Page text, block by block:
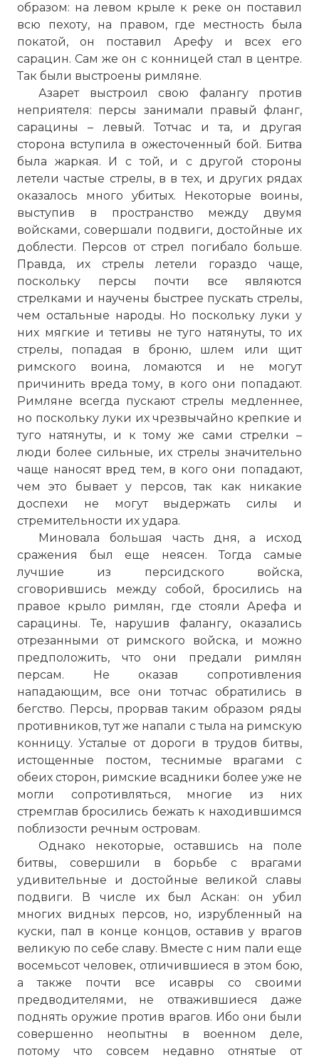
образом: на левом крыле к реке он поставил
всю пехоту, на правом, где местность была
покатой, он поставил Арефу и всех его
сарацин. Сам же он с конницей стал в центре.
Так были выстроены римляне.
Азарет выстроил свою фалангу против
неприятеля: персы занимали правый фланг,
сарацины – левый. Тотчас и та, и другая
сторона вступила в ожесточенный бой. Битва
была жаркая. И с той, и с другой стороны
летели частые стрелы, в в тех, и других рядах
оказалось много убитых. Некоторые воины,
выступив в пространство между двумя
войсками, совершали подвиги, достойные их
доблести. Персов от стрел погибало больше.
Правда, их стрелы летели гораздо чаще,
поскольку персы почти все являются
стрелками и научены быстрее пускать стрелы,
чем остальные народы. Но поскольку луки у
них мягкие и тетивы не туго натянуты, то их
стрелы, попадая в броню, шлем или щит
римского воина, ломаются и не могут
причинить вреда тому, в кого они попадают.
Римляне всегда пускают стрелы медленнее,
но поскольку луки их чрезвычайно крепкие и
туго натянуты, и к тому же сами стрелки –
люди более сильные, их стрелы значительно
чаще наносят вред тем, в кого они попадают,
чем это бывает у персов, так как никакие
доспехи не могут выдержать силы и
стремительности их удара.
Миновала большая часть дня, а исход
сражения был еще неясен. Тогда самые
лучшие из персидского войска,
сговорившись между собой, бросились на
правое крыло римлян, где стояли Арефа и
сарацины. Те, нарушив фалангу, оказались
отрезанными от римского войска, и можно
предположить, что они предали римлян
персам. Не оказав сопротивления
нападающим, все они тотчас обратились в
бегство. Персы, прорвав таким образом ряды
противников, тут же напали с тыла на римскую
конницу. Усталые от дороги в трудов битвы,
истощенные постом, теснимые врагами с
обеих сторон, римские всадники более уже не
могли сопротивляться, многие из них
стремглав бросились бежать к находившимся
поблизости речным островам.
Однако некоторые, оставшись на поле
битвы, совершили в борьбе с врагами
удивительные и достойные великой славы
подвиги. В числе их был Аскан: он убил
многих видных персов, но, изрубленный на
куски, пал в конце концов, оставив у врагов
великую по себе славу. Вместе с ним пали еще
восемьсот человек, отличившиеся в этом бою,
а также почти все исавры со своими
предводителями, не отважившиеся даже
поднять оружие против врагов. Ибо они были
совершенно неопытны в военном деле,
потому что совсем недавно отнятые от